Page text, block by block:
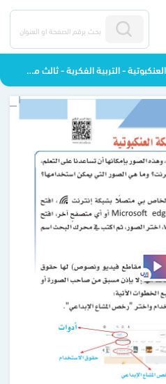
البحث عن الصور في الشبكة العنكبوتية - التربية الفكرية - ثالث متوسط